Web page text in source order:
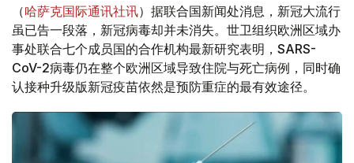
（哈萨克国际通讯社讯）据联合国新闻处消息，新冠大流行
虽已告一段落，新冠病毒却并未消失。世卫组织欧洲区域办
事处联合七个成员国的合作机构最新研究表明，SARS-
CoV-2病毒仍在整个欧洲区域导致住院与死亡病例，同时确
认接种升级版新冠疫苗依然是预防重症的最有效途径。